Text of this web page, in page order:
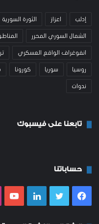
إدلب اعزاز الثورة السورية
الشمال السوري المحرر
انفوغراف الواقع العسكري
روسيا سوريا كورونا
ندوات
تابعنا على فيسبوك
حساباتنا
فيسبوكتويتر لينكدإن